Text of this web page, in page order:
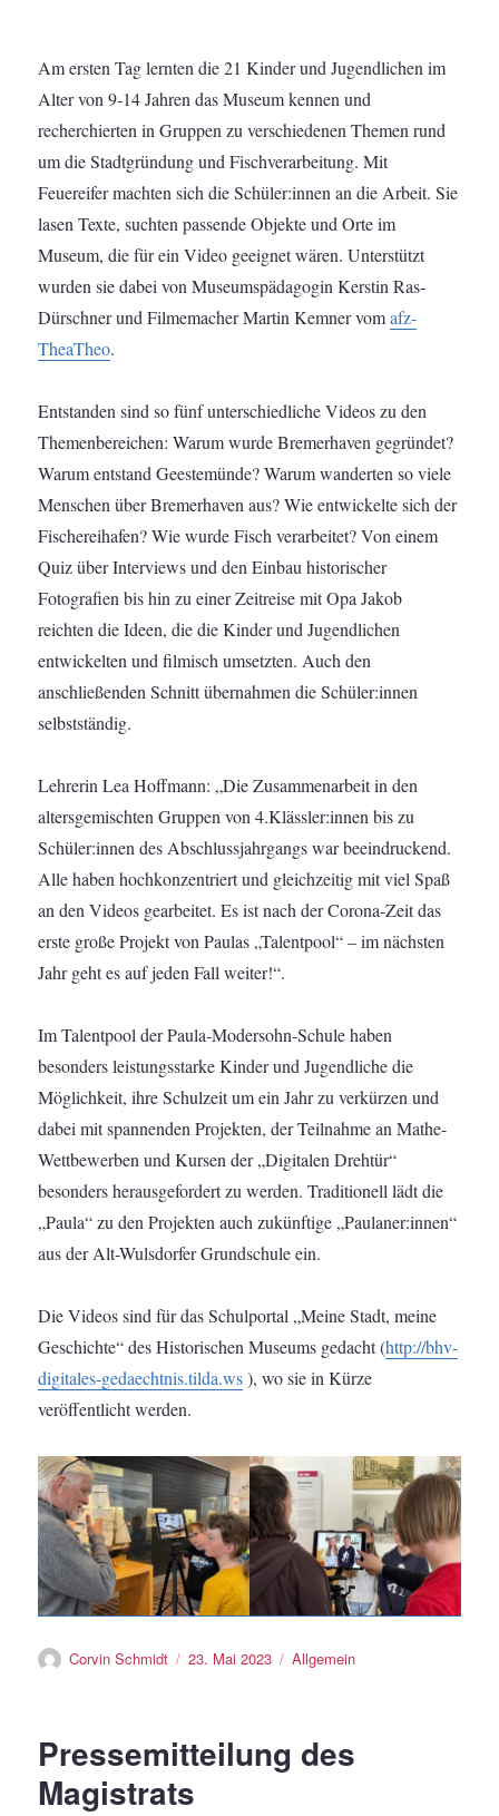
Am ersten Tag lernten die 21 Kinder und Jugendlichen im
Alter von 9-14 Jahren das Museum kennen und
recherchierten in Gruppen zu verschiedenen Themen rund
um die Stadtgründung und Fischverarbeitung. Mit
Feuereifer machten sich die Schüler:innen an die Arbeit. Sie
lasen Texte, suchten passende Objekte und Orte im
Museum, die für ein Video geeignet wären. Unterstützt
wurden sie dabei von Museumspädagogin Kerstin Ras-
Dürschner und Filmemacher Martin Kemner vomafz-
TheaTheo.
Entstanden sind so fünf unterschiedliche Videos zu den
Themenbereichen: Warum wurde Bremerhaven gegründet?
Warum entstand Geestemünde? Warum wanderten so viele
Menschen über Bremerhaven aus? Wie entwickelte sich der
Fischereihafen? Wie wurde Fisch verarbeitet? Von einem
Quiz über Interviews und den Einbau historischer
Fotografien bis hin zu einer Zeitreise mit Opa Jakob
reichten die Ideen, die die Kinder und Jugendlichen
entwickelten und filmisch umsetzten. Auch den
anschließenden Schnitt übernahmen die Schüler:innen
selbstständig.
Lehrerin Lea Hoffmann: „Die Zusammenarbeit in den
altersgemischten Gruppen von 4.Klässler:innen bis zu
Schüler:innen des Abschlussjahrgangs war beeindruckend.
Alle haben hochkonzentriert und gleichzeitig mit viel Spaß
an den Videos gearbeitet. Es ist nach der Corona-Zeit das
erste große Projekt von Paulas „Talentpool“ – im nächsten
Jahr geht es auf jeden Fall weiter!“.
Im Talentpool der Paula-Modersohn-Schule haben
besonders leistungsstarke Kinder und Jugendliche die
Möglichkeit, ihre Schulzeit um ein Jahr zu verkürzen und
dabei mit spannenden Projekten, der Teilnahme an Mathe-
Wettbewerben und Kursen der „Digitalen Drehtür“
besonders herausgefordert zu werden. Traditionell lädt die
„Paula“ zu den Projekten auch zukünftige „Paulaner:innen“
aus der Alt-Wulsdorfer Grundschule ein.
Die Videos sind für das Schulportal „Meine Stadt, meine
Geschichte“ des Historischen Museums gedacht (http://bhv-
digitales-gedaechtnis.tilda.ws), wo sie in Kürze
veröffentlicht werden.
Autor
Corvin Schmidt
Veröffentlicht
23. Mai 2023 Kategorien
Allgemein
Pressemitteilung des
Magistrats